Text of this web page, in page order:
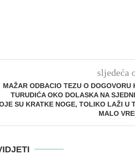
sljedeća
MAŽAR ODBACIO TEZU O DOGOVORU
TURUDIĆA OKO DOLASKA NA
SU KRATKE NOGE, TOLIKO LAŽI U
MALO